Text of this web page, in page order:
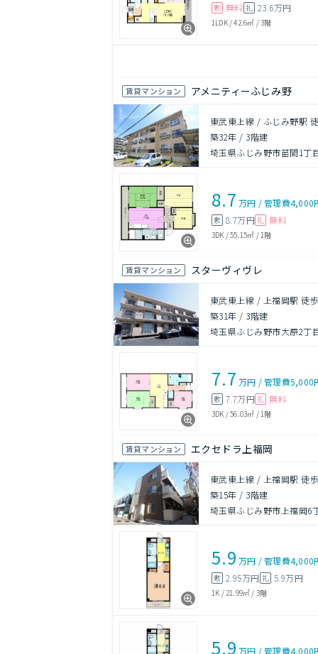
敷 無料 礼 23.6万円
1LDK/42.6㎡ /3階
賃貸マンション アメニティーふじみ野
東武東上線 / ふじみ野駅
築32年 / 3階建
埼玉県ふじみ野市苗間1丁
8.7 万円 /管理費4,000
敷 8.7万円 礼 無料
3DK /55.15㎡ / 1階
賃貸マンション スターヴィヴレ
東武東上線 / 上福岡駅 徒
築31年 / 3階建
埼玉県ふじみ野市大原2丁
7.7 万円 /管理費5,000
敷 7.7万円 礼 無料
3DK /56.03㎡ / 1階
賃貸マンション エクセドラ上福岡
東武東上線 / 上福岡駅 徒
築15年 / 3階建
埼玉県ふじみ野市上福岡6
5.9 万円 /管理費4,000
敷 2.95万円 礼 5.9万円
1K / 21.99㎡ / 3階
5.9 万円 /管理費4,000